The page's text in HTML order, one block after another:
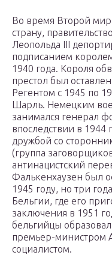
Во время Второй
страну,
Леопольда III
подписанием
1940 года. Короля
престол был
Регентом с 1945 по
Шарль. Немецким
занимался генерал
впоследствии в 1944
дружбой со
(группа
антинацистский
Фалькенхаузен был
1945 году, но три
Бельгии, где его
заключения в 1951
бельгийцы
премьер-министром
социалистом.